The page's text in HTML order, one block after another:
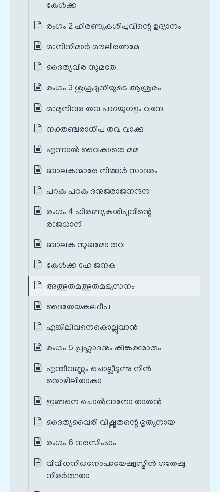
കേൾക്ക
രംഗം 2 ഹിരണ്യകശിപുവിന്റെ ഉദ്യാനം
മാനിനിമാർ മൗലീരത്നമേ
ദൈത്യവീര സുമതേ
രംഗം 3 ശുക്രമുനിയുടെ ആശ്രമം
മാമുനിവര തവ പാദയുഗളം വന്ദേ
നക്തഞ്ചരാധിപ തവ വാക്കു
എന്നാൽ വൈകാതെ മമ
ബാലകന്മാരേ നിങ്ങൾ സാദരം
പറക പറക ദനുജരാജനന്ദന
രംഗം 4 ഹിരണ്യകശിപുവിന്റെ
രാജധാനി
ബാലക സുഖമോ തവ
കേൾക്ക ഹേ ജനക
അത്ഭുതമത്ഭുതമഭ്യസനം
ദൈതേയകുലദീപ
എങ്കിലിവനെകൊല്ലുവാൻ
രംഗം 5 പ്രഹ്ലാദനും കിങ്കരന്മാരും
എന്തീവണ്ണം ചൊല്ലീടുന്നു നിൻ
തൊഴിലിതാകാ
ഇങ്ങനെ ചൊൽവാനോ താതൻ
ദൈത്യവൈരി വിഷ്ണുതന്റെ ഭൃത്യനായ
രംഗം 6 നരസിംഹം
വിവിധനിധനോപായേഷ്വസ്മിൻ ഗതേഷു
നിരർത്ഥതാ